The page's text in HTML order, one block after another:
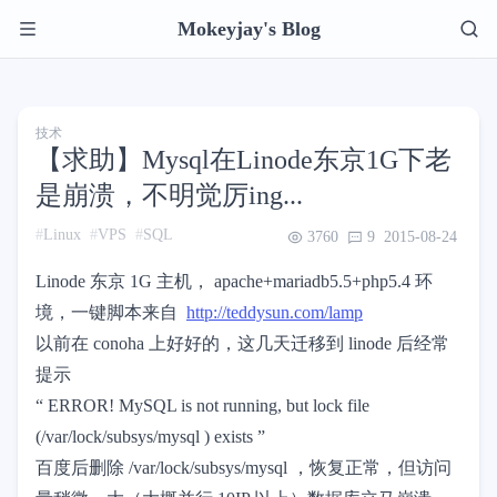
Mokeyjay's Blog
技术
【求助】Mysql在Linode东京1G下老
是崩溃，不明觉厉ing...
Linux VPS SQL 3760 9 2015-08-24
Linode 东京 1G 主机， apache+mariadb5.5+php5.4 环
境，一键脚本来自 http://teddysun.com/lamp
以前在 conoha 上好好的，这几天迁移到 linode 后经常
提示
“ ERROR! MySQL is not running, but lock file
(/var/lock/subsys/mysql ) exists ”
百度后删除 /var/lock/subsys/mysql ，恢复正常，但访问